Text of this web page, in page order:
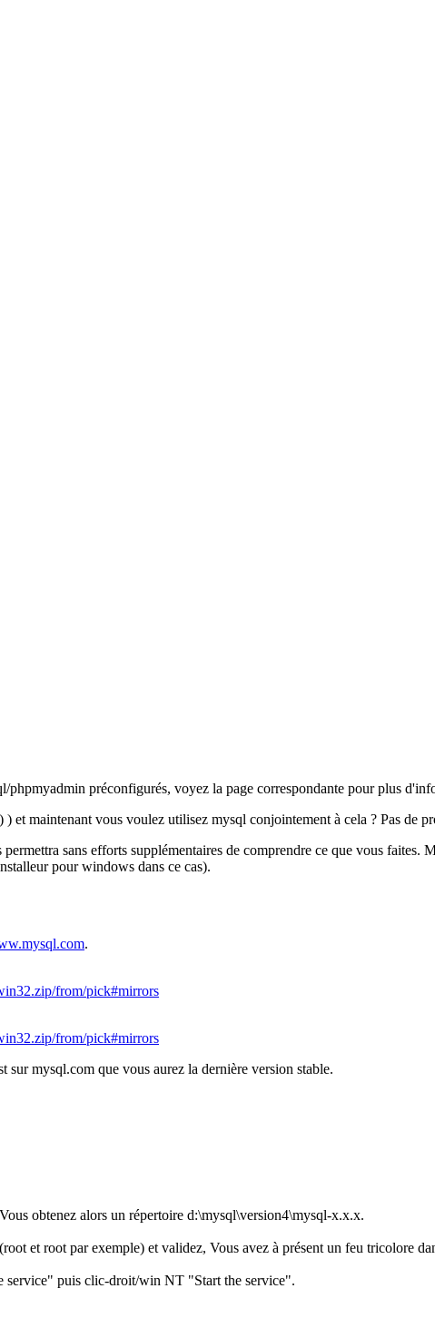
préconfigurés, voyez la page correspondante pour plus
et maintenant vous voulez utilisez mysql conjointement à cela ? Pas de
sans efforts supplémentaires de comprendre ce que vous
pour windows dans ce cas).
.
from/pick#mirrors
from/pick#mirrors
mysql.com que vous aurez la dernière version stable.
obtenez alors un répertoire d:\mysql\version4\mysql-x.x.x.
et root par exemple) et validez, Vous avez à présent un feu tricolore
service" puis clic-droit/win NT "Start the service".